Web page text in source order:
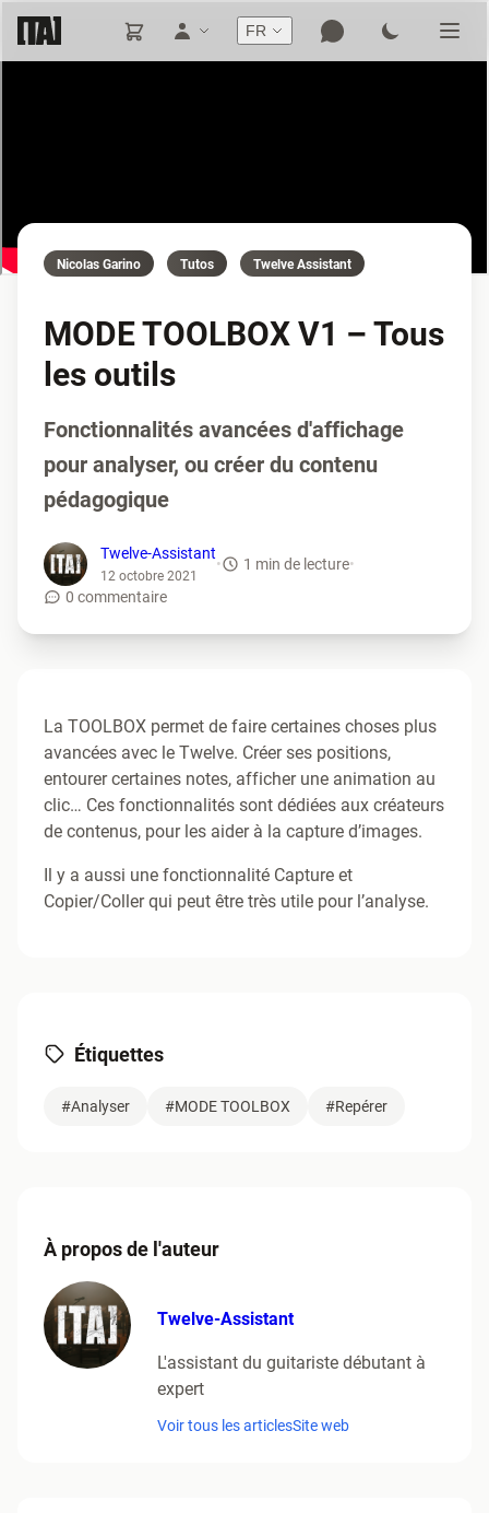
FR
Nicolas Garino Tutos Twelve Assistant
MODE TOOLBOX V1 – Tous
les outils
Fonctionnalités avancées d'affichage
pour analyser, ou créer du contenu
pédagogique
Twelve-Assistant
12 octobre 2021
• 1 min de lecture•
0 commentaire
La TOOLBOX permet de faire certaines choses plus
avancées avec le Twelve. Créer ses positions,
entourer certaines notes, afficher une animation au
clic… Ces fonctionnalités sont dédiées aux créateurs
de contenus, pour les aider à la capture d’images.
Il y a aussi une fonctionnalité Capture et
Copier/Coller qui peut être très utile pour l’analyse.
Étiquettes
#Analyser #MODE TOOLBOX #Repérer
À propos de l'auteur
Twelve-Assistant
L'assistant du guitariste débutant à
expert
Voir tous les articlesSite web